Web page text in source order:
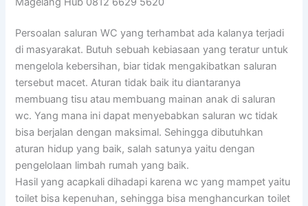
Persoalan saluran WC yang terhambat ada kalanya terjadi
di masyarakat. Butuh sebuah kebiasaan yang teratur untuk
mengelola kebersihan, biar tidak mengakibatkan saluran
tersebut macet. Aturan tidak baik itu diantaranya
membuang tisu atau membuang mainan anak di saluran
wc. Yang mana ini dapat menyebabkan saluran wc tidak
bisa berjalan dengan maksimal. Sehingga dibutuhkan
aturan hidup yang baik, salah satunya yaitu dengan
pengelolaan limbah rumah yang baik.
Hasil yang acapkali dihadapi karena wc yang mampet yaitu
toilet bisa kepenuhan, sehingga bisa menghancurkan toilet